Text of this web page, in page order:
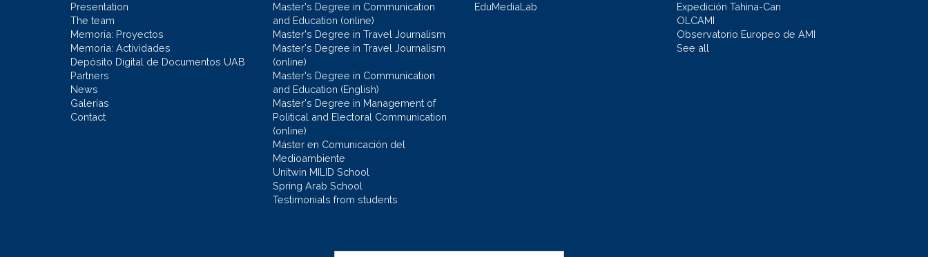
Presentation
The team
Memoria: Proyectos
Memoria: Actividades
Depósito Digital de Documentos UAB
Partners
News
Galerías
Contact
Master's Degree in Communication
and Education (online)
Master's Degree in Travel Journalism
Master's Degree in Travel Journalism
(online)
Master's Degree in Communication
and Education (English)
Master's Degree in Management of
Political and Electoral Communication
(online)
Máster en Comunicación del
Medioambiente
Unitwin MILID School
Spring Arab School
Testimonials from students
EduMediaLab
Expedición Tahina-Can
OLCAMI
Observatorio Europeo de AMI
See all